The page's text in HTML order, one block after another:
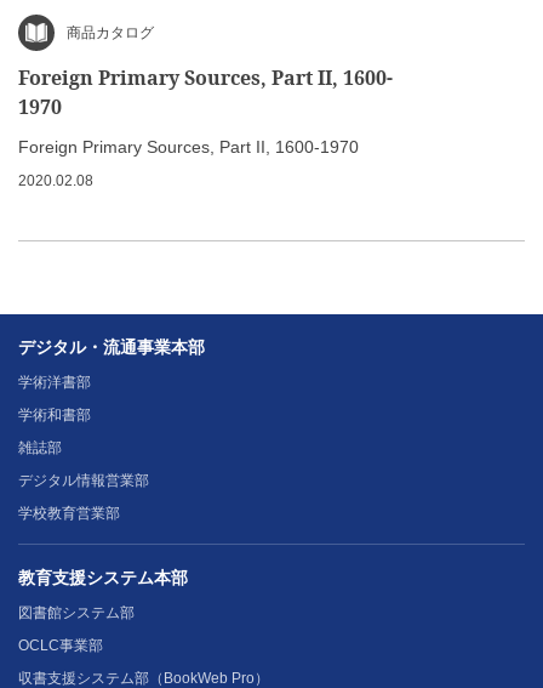
商品カタログ
Foreign Primary Sources, Part II, 1600-
1970
Foreign Primary Sources, Part II, 1600-1970
2020.02.08
デジタル・流通事業本部
学術洋書部
学術和書部
雑誌部
デジタル情報営業部
学校教育営業部
教育支援システム本部
図書館システム部
OCLC事業部
収書支援システム部（BookWeb Pro）